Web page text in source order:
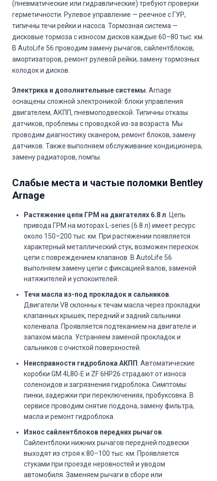
(пневматические или гидравлические) требуют проверки
герметичности. Рулевое управление — реечное с ГУР,
типичны течи рейки и насоса. Тормозная система —
дисковые тормоза с износом дисков каждые 60–80 тыс. км.
В AutoLife 56 проводим замену рычагов, сайлентблоков,
амортизаторов, ремонт рулевой рейки, замену тормозных
колодок и дисков.
Электрика и дополнительные системы . Arnage
оснащены сложной электроникой: блоки управления
двигателем, АКПП, пневмоподвеской. Типичны отказы
датчиков, проблемы с проводкой из-за возраста. Мы
проводим диагностику сканером, ремонт блоков, замену
датчиков. Также выполняем обслуживание кондиционера,
замену радиаторов, помпы.
Слабые места и частые поломки Bentley
Arnage
Растяжение цепи ГРМ на двигателях 6.8 л . Цепь
привода ГРМ на моторах L-series (6.8 л) имеет ресурс
около 150–200 тыс. км. При растяжении появляется
характерный металлический стук, возможен перескок
цепи с повреждением клапанов. В AutoLife 56
выполняем замену цепи с фиксацией валов, заменой
натяжителей и успокоителей.
Течи масла из-под прокладок и сальников
Двигатели V8 склонны к течам масла через прокладки
клапанных крышек, передний и задний сальники
коленвала. Проявляется подтеканием на двигателе и
запахом масла. Устраняем заменой прокладок и
сальников с очисткой поверхностей.
Неисправности гидроблока АКПП . Автоматические
коробки GM 4L80-E и ZF 6HP26 страдают от износа
соленоидов и загрязнения гидроблока. Симптомы:
пинки, задержки при переключениях, пробуксовка. В
сервисе проводим снятие поддона, замену фильтра,
масла и ремонт гидроблока.
Износ сайлентблоков передних рычагов
Сайлентблоки нижних рычагов передней подвески
выходят из строя к 80–100 тыс. км. Проявляется
стуками при проезде неровностей и уводом
автомобиля. Заменяем рычаги в сборе или